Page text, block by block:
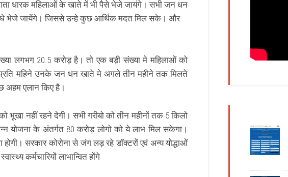
धारक महिलाओं के खाते में भी पैसे भेजे जायंगे। सभी जन धन
भेजे जायेंगे। जिससे उन्हे कुछ आर्थिक मदत मिल सके। और
लगभग 20.5 करोड़ है। तो एक बड़ी संख्या मे महिलाओं को
महिने उनके जन धन खाते मे अगले तीन महीने तक मिलते
अहम एलान किए है।
भूखा नहीं रहने देगी। सभी गरीबो को तीन महीनों तक 5 किलो
योजना के अंतर्गत 80 करोड़ लोगो को ये लाभ मिल सकेगा।
सरकार कोरोना से जंग लड़ रहे डॉक्‍टरों एवं अन्य योद्धाओं
कर्मचारियों लाभान्वित होंगे